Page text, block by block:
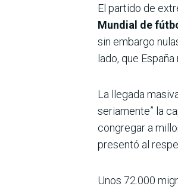
El partido de
Mundial de
sin embargo
lado, que
La llegada
seriamente” la
congregar a
presentó al
Unos 72.000